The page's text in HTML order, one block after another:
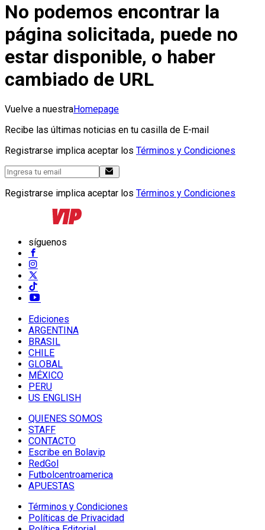
No podemos encontrar la
página solicitada, puede no
estar disponible, o haber
cambiado de URL
Vuelve a nuestraHomepage
Recibe las últimas noticias en tu casilla de E-mail
Registrarse implica aceptar los Términos y Condiciones
Registrarse implica aceptar los Términos y Condiciones
síguenos
Ediciones
ARGENTINA
BRASIL
CHILE
GLOBAL
MÉXICO
PERU
US ENGLISH
QUIENES SOMOS
STAFF
CONTACTO
Escribe en Bolavip
RedGol
Futbolcentroamerica
APUESTAS
Términos y Condiciones
Políticas de Privacidad